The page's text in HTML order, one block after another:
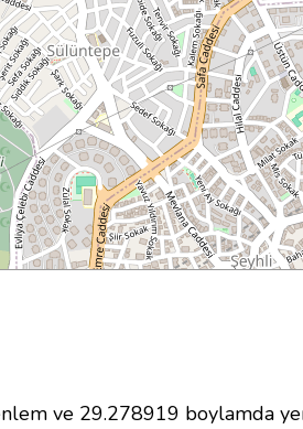
ve 29.278919 boylamda